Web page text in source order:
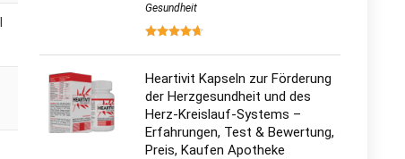
Gesundheit
Heartivit Kapseln zur Förderung
der Herzgesundheit und des
Herz-Kreislauf-Systems –
Erfahrungen, Test & Bewertung,
Preis, Kaufen Apotheke